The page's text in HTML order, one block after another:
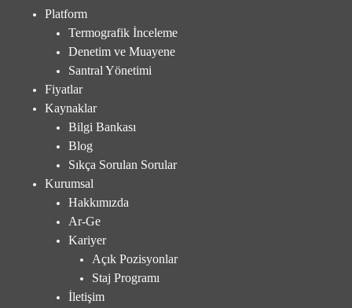
Platform
Termografik İnceleme
Denetim ve Muayene
Santral Yönetimi
Fiyatlar
Kaynaklar
Bilgi Bankası
Blog
Sıkça Sorulan Sorular
Kurumsal
Hakkımızda
Ar-Ge
Kariyer
Açık Pozisyonlar
Staj Programı
İletişim